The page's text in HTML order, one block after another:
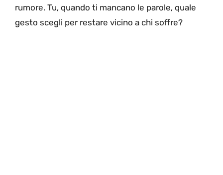
rumore. Tu, quando ti mancano le parole, quale
gesto scegli per restare vicino a chi soffre?